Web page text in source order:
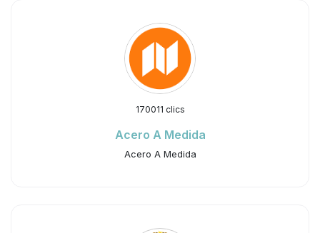
170011 clics
Acero A Medida
Acero A Medida